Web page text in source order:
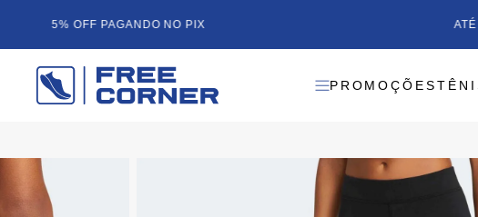
5% OFF PAGANDO NO PIX
PROMOÇÕES